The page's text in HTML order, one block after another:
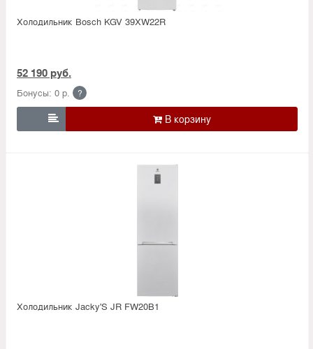
Холодильник Bosсh KGV 39XW22R
52 190 руб.
Бонусы: 0 р. ?

Холодильник Jacky'S JR FW20B1